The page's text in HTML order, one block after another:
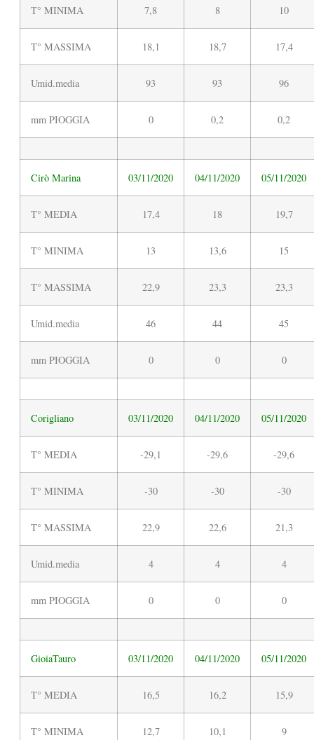
T° MINIMA 7,8 8 10
T° MASSIMA 18,1 18,7 17,4
Umid.media 93 93 96
mm PIOGGIA 0 0,2 0,2
Cirò Marina 03/11/2020 04/11/2020 05/11/2020
T° MEDIA 17,4 18 19,7
T° MINIMA 13 13,6 15
T° MASSIMA 22,9 23,3 23,3
Umid.media 46 44 45
mm PIOGGIA 0 0 0
Corigliano 03/11/2020 04/11/2020 05/11/2020
T° MEDIA -29,1 -29,6 -29,6
T° MINIMA -30 -30 -30
T° MASSIMA 22,9 22,6 21,3
Umid.media 4 4 4
mm PIOGGIA 0 0 0
GioiaTauro 03/11/2020 04/11/2020 05/11/2020
T° MEDIA 16,5 16,2 15,9
T° MINIMA 12,7 10,1 9